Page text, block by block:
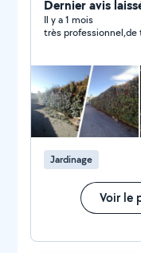
de paysagiste et
toutes vos
Envoyez-moi un
Dernier avis
Il y a 1 mois
très professionnel,de
Jardinage
Voir le